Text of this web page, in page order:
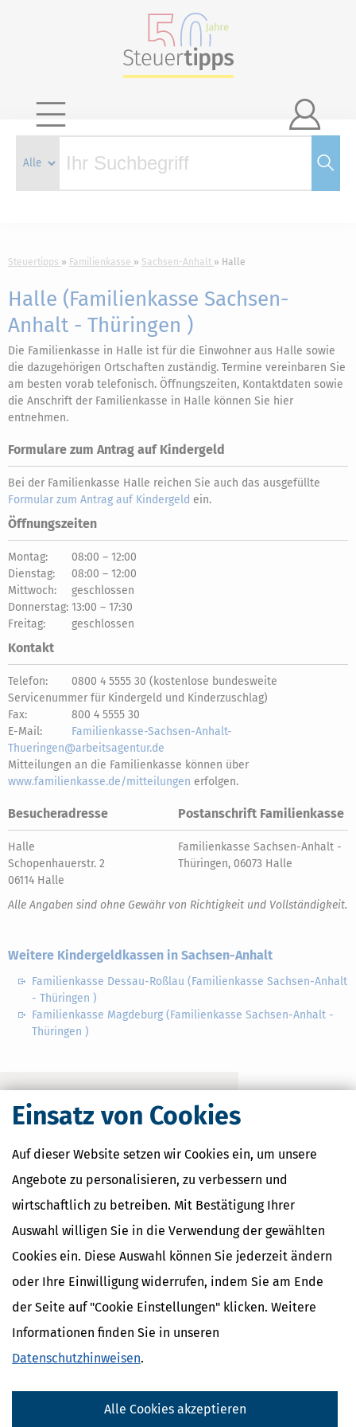
Einsatz von Cookies
Auf dieser Website setzen wir Cookies ein, um unsere
Angebote zu personalisieren, zu verbessern und
wirtschaftlich zu betreiben. Mit Bestätigung Ihrer
Auswahl willigen Sie in die Verwendung der gewählten
Cookies ein. Diese Auswahl können Sie jederzeit ändern
oder Ihre Einwilligung widerrufen, indem Sie am Ende
der Seite auf "Cookie Einstellungen" klicken. Weitere
Informationen finden Sie in unseren
Datenschutzhinweisen.
Alle Cookies akzeptieren

Steuertipps Familienkasse Sachsen-Anhalt Halle
Halle (Familienkasse Sachsen-
Anhalt - Thüringen )
Die Familienkasse in Halle ist für die Einwohner aus Halle sowie
die dazugehörigen Ortschaften zuständig. Termine vereinbaren Sie
am besten vorab telefonisch. Öffnungszeiten, Kontaktdaten sowie
die Anschrift der Familienkasse in Halle können Sie hier
entnehmen.
Formulare zum Antrag auf Kindergeld
Bei der Familienkasse Halle reichen Sie auch das ausgefüllte
Formular zum Antrag auf Kindergeld ein.
Öffnungszeiten
Montag:
08:00 – 12:00
Dienstag:
08:00 – 12:00
Mittwoch:
geschlossen
Donnerstag: 13:00 – 17:30
Freitag:
geschlossen
Kontakt
Telefon:
0800 4 5555 30 (kostenlose bundesweite
Servicenummer für Kindergeld und Kinderzuschlag)
Fax:
800 4 5555 30
E-Mail:
Familienkasse-Sachsen-Anhalt-
Thueringen@arbeitsagentur.de
Mitteilungen an die Familienkasse können über
www.familienkasse.de/mitteilungen erfolgen.
Besucheradresse
Halle
Schopenhauerstr. 2
06114 Halle
Postanschrift Familienkasse
Familienkasse Sachsen-Anhalt -
Thüringen, 06073 Halle
Alle Angaben sind ohne Gewähr von Richtigkeit und Vollständigkeit.
Weitere Kindergeldkassen in Sachsen-Anhalt
Familienkasse Dessau-Roßlau (Familienkasse Sachsen-Anhalt
- Thüringen )
Familienkasse Magdeburg (Familienkasse Sachsen-Anhalt -
Thüringen )
Familienkassen in Deutschland
Familienkassen in Sachsen-Anhalt
Nahe Finanzämter
Finanzamt Bitterfeld-Wolfen
Finanzamt Eisleben